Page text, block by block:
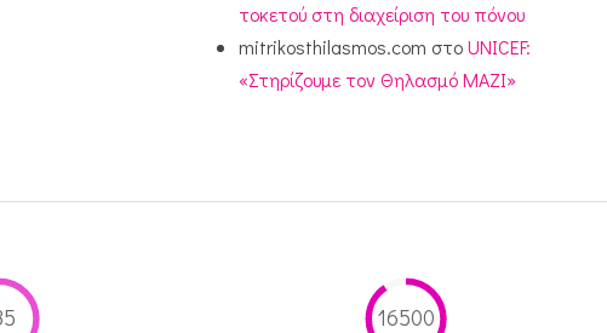
τοκετού στη διαχείριση του πόνου
mitrikosthilasmos.com στοUNICEF:
«Στηρίζουμε τον Θηλασμό ΜΑΖΙ»
16500